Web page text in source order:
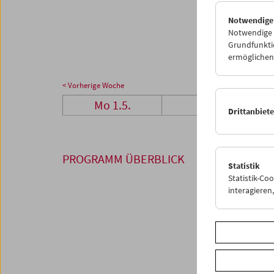
05
< Vorherige Woche
Mo 1.5.
PROGRAMM ÜBERBLICK
Notwendige
Statistik
Statistik-